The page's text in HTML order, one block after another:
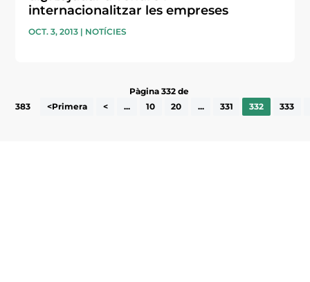
internacionalitzar les empreses
OCT. 3, 2013 | NOTÍCIES
Pàgina 332 de
383
<Primera < ... 10 20 ... 331 332 333